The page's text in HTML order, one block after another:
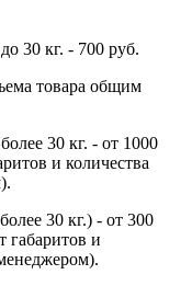
30 кг. - 700 руб.
товара общим
30 кг. - от 1000
и количества
30 кг.) - от 300
габаритов и